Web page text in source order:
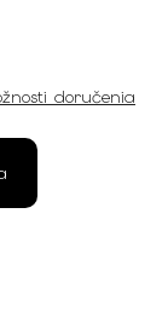
doručenia